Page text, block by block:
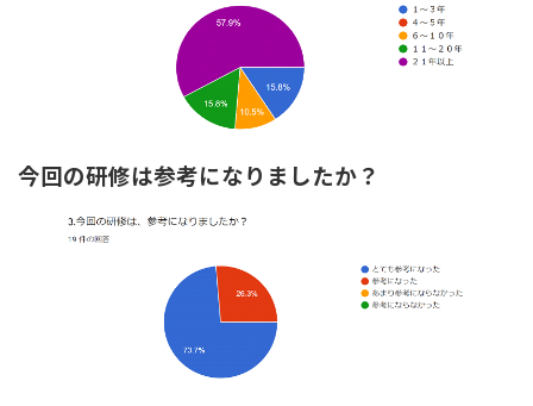
今回の研修は参考になりましたか？